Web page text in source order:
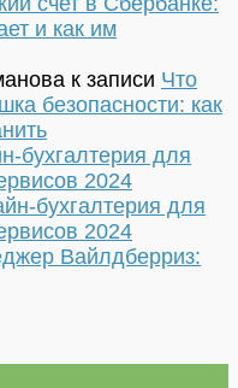
и как им
к записи Что
безопасности: как
бухгалтерия для
2024
бухгалтерия для
2024
Вайлдберриз: